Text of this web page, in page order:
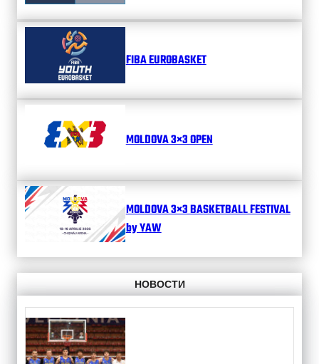
FIBA EUROBASKET
MOLDOVA 3×3 OPEN
MOLDOVA 3×3 BASKETBALL FESTIVAL
by YAW
НОВОСТИ